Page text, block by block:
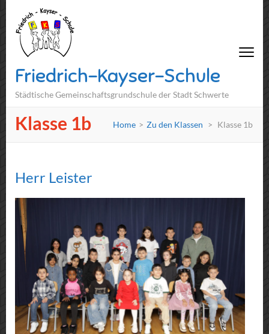
Friedrich-Kayser-Schule
Städtische Gemeinschaftsgrundschule der Stadt Schwerte
Klasse 1b Home > Zu den Klassen > Klasse 1b
Herr Leister